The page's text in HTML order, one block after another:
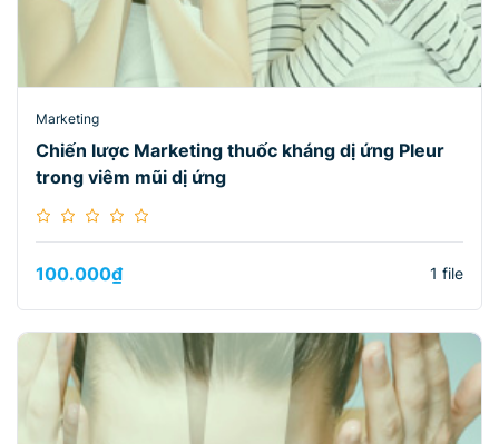
Marketing
Chiến lược Marketing thuốc kháng dị ứng Pleur
trong viêm mũi dị ứng
100.000₫ 1 file